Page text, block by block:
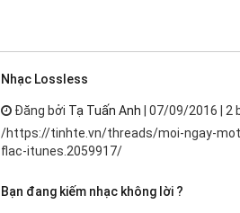
Nhạc Lossless
Đăng bởi Tạ Tuấn Anh | 07/09/2016 | 2
/https://tinhte.vn/threads/moi-ngay-
flac-itunes.2059917/
Bạn đang kiếm nhạc không lời ?